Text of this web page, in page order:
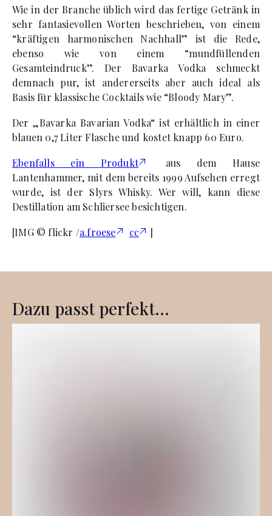
Wie in der Branche üblich wird das fertige Getränk in
sehr fantasievollen Worten beschrieben, von einem
“kräftigen harmonischen Nachhall” ist die Rede,
ebenso wie von einem “mundfüllenden
Gesamteindruck”. Der Bavarka Vodka schmeckt
demnach pur, ist andererseits aber auch ideal als
Basis für klassische Cocktails wie “Bloody Mary”.
Der „Bavarka Bavarian Vodka“ ist erhältlich in einer
blauen 0,7 Liter Flasche und kostet knapp 60 Euro.
Ebenfalls ein Produkt
aus dem Hause
Lantenhammer, mit dem bereits 1999 Aufsehen erregt
wurde, ist der Slyrs Whisky. Wer will, kann diese
Destillation am Schliersee besichtigen.
[IMG © flickr /a.froese cc ]
Dazu passt perfekt...